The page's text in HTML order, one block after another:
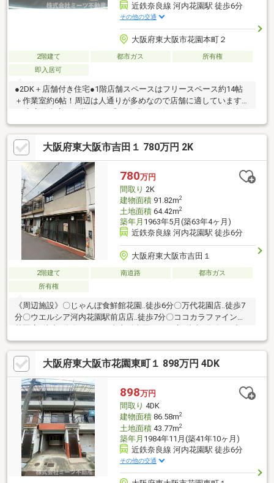
近鉄奈良線 河内花園駅 徒歩6分
その他の交通
大阪府東大阪市花園本町２
2階建て 都市ガス
所有権
即入居可
●2DK＋店舗付き住宅●1階店舗スペースはフリースペース約14帖
＋作業室約6帖！周辺は人通りが多めなので店舗に適しています
道路幅員は広々約7.18ｍ！駐車のしやすさはこだわりたいポイン
トです。●2階は生活スペース！2DKとなっており生活するのに十
分なスペースです♪●周辺環境充実！駅、お買い物、小学校など日
常で利用する施設の殆どが徒歩圏内に揃っている充実の住環境で
す♪●是非一度ご覧ください！
大阪府東大阪市吉田１ 780万円 2K
780万円
間取り 2K
建物面積91.82m2
土地面積64.42m2
築年月 1963年5月(築63年4ヶ月)
近鉄奈良線 河内花園駅 徒歩6分
大阪府東大阪市吉田１
2階建て 南道路
都市ガス
所有権
《周辺施設》〇じゃんぼ食鮮館花園‥徒歩6分〇万代花園店‥徒歩7
分〇ウエルシア河内花園駅前店店‥徒歩7分〇ココカラファイン東
イレブン東大阪花園東町２丁目店‥徒歩5分●英田南小学校‥徒歩4
分●英田中学校‥徒歩11分はじめての家探しの方一度は探したけど
決まらなかったという方もまずは当社グローバル不動産販売にご
相談下さい。経験豊富な不動産のプロが貴方にぴったりの不動産
をお探しします予算のご相談はもちろん、不動産購入にまつわる
全てをおまかせください。丁寧でわかりやすい説明で、安心の不
動産購入をお約束いたします。
大阪府東大阪市花園東町１ 898万円 4DK
898万円
間取り 4DK
建物面積86.58m2
土地面積43.77m2
築年月 1984年11月(築41年10ヶ月)
近鉄奈良線 河内花園駅 徒歩6分
その他の交通